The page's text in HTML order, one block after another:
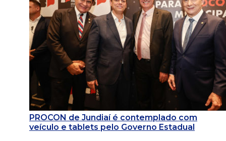
PROCON de Jundiaí é contemplado com
veículo e tablets pelo Governo Estadual